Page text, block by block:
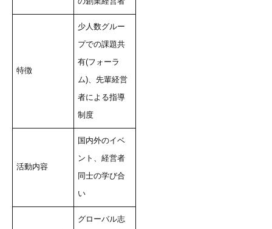
特徴
少人数グルー
プでの課題共
有(フォーラ
ム)、先輩経営
者による指導
制度
活動内容
国内外のイベ
ント、経営者
同士の学び合
い
グローバル志